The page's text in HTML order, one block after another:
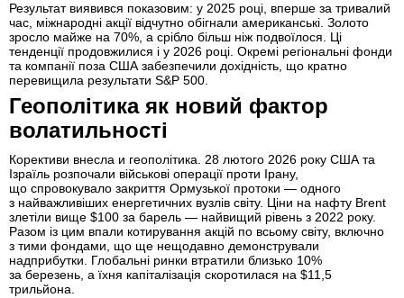
Результат виявився показовим: у 2025 році, вперше за тривалий
час, міжнародні акції відчутно обігнали американські. Золото
зросло майже на 70%, а срібло більш ніж подвоїлося. Ці
тенденції продовжилися і у 2026 році. Окремі регіональні фонди
та компанії поза США забезпечили дохідність, що кратно
перевищила результати S&P 500.
Геополітика як новий фактор
волатильності
Корективи внесла и геополітика. 28 лютого 2026 року США та
Ізраїль розпочали військові операції проти Ірану,
що спровокувало закриття Ормузької протоки — одного
з найважливіших енергетичних вузлів світу. Ціни на нафту Brent
злетіли вище $100 за барель — найвищий рівень з 2022 року.
Разом із цим впали котирування акцій по всьому світу, включно
з тими фондами, що ще нещодавно демонстрували
надприбутки. Глобальні ринки втратили близько 10%
за березень, а їхня капіталізація скоротилася на $11,5
трильйона.